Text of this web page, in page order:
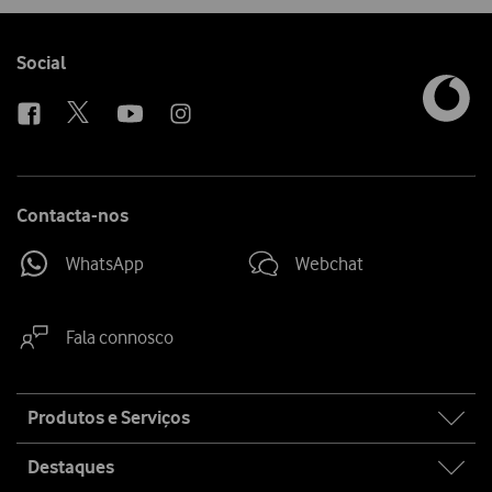
Follow
Social
Contacta-nos
WhatsApp Webchat
Fala connosco
map
Produtos e Serviços
Destaques